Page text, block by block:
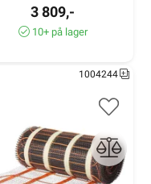
3 809,-
10+ på lager
1004244